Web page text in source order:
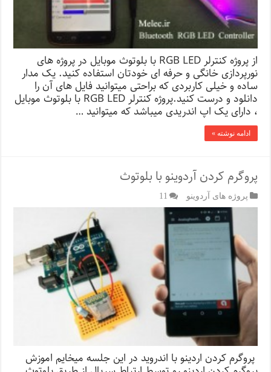
از پروژه کنترلر RGB LED با بلوتوث موبایل در پروژه های
نورپردازی خانگی و حرفه ای خودتان استفاده کنید. یک مدار
ساده و خیلی کاربردی که براحتی میتوانید فایل های آن را
دانلود و درست کنید.پروژه کنترلر RGB LED با بلوتوث موبایل
، دارای یک اپ اندریدی میباشد که میتوانید …
ادامه نوشته »
پروگرم کردن آردوینو با بلوتوث
پروژه های آردوینو 11
پروگرم کردن اردینو با اندروید در این جلسه میخایم اموزش